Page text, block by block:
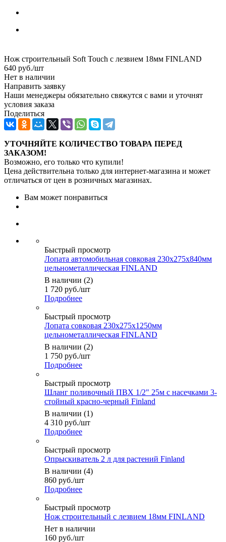
Нож строительный Soft Touch с лезвием 18мм FINLAND
640 руб./шт
Нет в наличии
Направить заявку
Наши менеджеры обязательно свяжутся с вами и уточнят
условия заказа
Поделиться
УТОЧНЯЙТЕ КОЛИЧЕСТВО ТОВАРА ПЕРЕД
ЗАКАЗОМ!
Возможно, его только что купили!
Цена действительна только для интернет-магазина и может
отличаться от цен в розничных магазинах.
Вам может понравиться
Быстрый просмотр
Лопата автомобильная совковая 230х275х840мм
цельнометаллическая FINLAND
В наличии (2)
1 720 руб./шт
Подробнее
Быстрый просмотр
Лопата совковая 230х275х1250мм
цельнометаллическая FINLAND
В наличии (2)
1 750 руб./шт
Подробнее
Быстрый просмотр
Шланг поливочный ПВХ 1/2" 25м с насечками 3-
стойный красно-черный Finland
В наличии (1)
4 310 руб./шт
Подробнее
Быстрый просмотр
Опрыскиватель 2 л для растений Finland
В наличии (4)
860 руб./шт
Подробнее
Быстрый просмотр
Нож строительный с лезвием 18мм FINLAND
Нет в наличии
160 руб./шт